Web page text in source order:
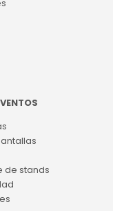
de stands